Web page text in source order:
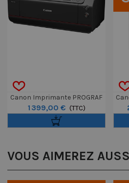
Canon Imprimante PROGRAF
PRO-1100
1 399,00 € (TTC)
VOUS AIMEREZ